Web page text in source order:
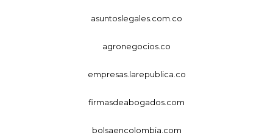
asuntoslegales.com.co
agronegocios.co
empresas.larepublica.co
firmasdeabogados.com
bolsaencolombia.com